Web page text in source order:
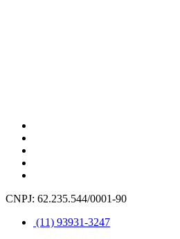
CNPJ: 62.235.544/0001-90
(11) 93931-3247